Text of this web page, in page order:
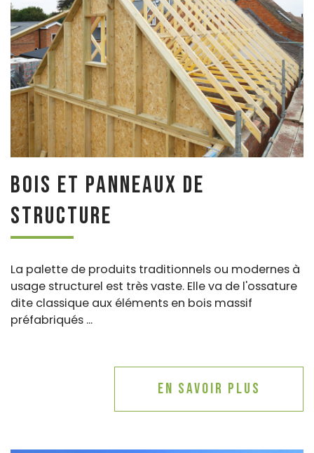
Bois et panneaux de
structure
La palette de produits traditionnels ou modernes à
usage structurel est très vaste. Elle va de l'ossature
dite classique aux éléments en bois massif
préfabriqués ...
En savoir plus